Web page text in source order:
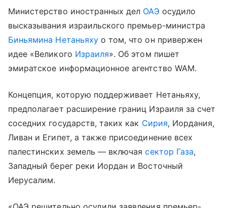
Министерство иностранных дел ОАЭ осудило
высказывания израильского премьер-министра
Биньямина Нетаньяхуо том, что он привержен
идее «Великого Израиля». Об этом пишет
эмиратское информационное агентство WAM.
Концепция, которую поддерживает Нетаньяху,
предполагает расширение границ Израиля за счет
соседних государств, таких как Сирия, Иордания,
Ливан и Египет, а также присоединение всех
палестинских земель — включаясектор Газа,
Западный берег реки Иордан и Восточный
Иерусалим.